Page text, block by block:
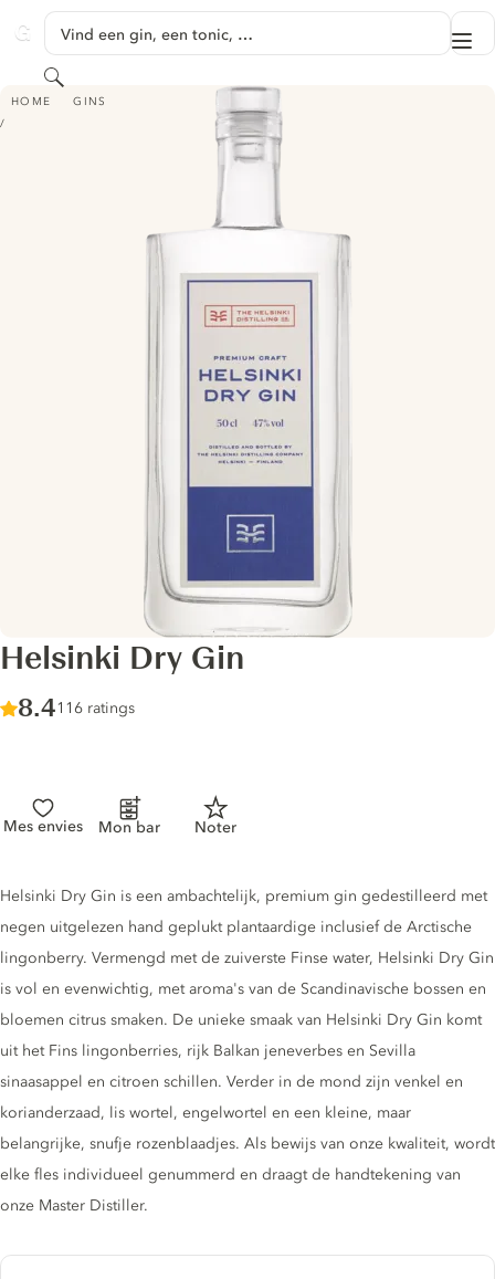
GINVENTORY
Vind een gin, een tonic, …
Zoeken
HOME GINS
HELSINKI DRY GIN
Helsinki Dry Gin
Score :
8.4/ 10
116 ratings
Mes envies Mon bar Noter
Gin description
Helsinki Dry Gin is een ambachtelijk, premium gin gedestilleerd met
negen uitgelezen hand geplukt plantaardige inclusief de Arctische
lingonberry. Vermengd met de zuiverste Finse water, Helsinki Dry Gin
is vol en evenwichtig, met aroma's van de Scandinavische bossen en
bloemen citrus smaken. De unieke smaak van Helsinki Dry Gin komt
uit het Fins lingonberries, rijk Balkan jeneverbes en Sevilla
sinaasappel en citroen schillen. Verder in de mond zijn venkel en
korianderzaad, lis wortel, engelwortel en een kleine, maar
belangrijke, snufje rozenblaadjes. Als bewijs van onze kwaliteit, wordt
elke fles individueel genummerd en draagt ​​de handtekening van
onze Master Distiller.